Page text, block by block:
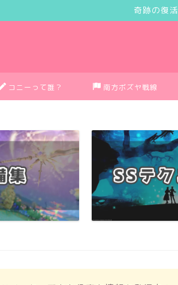
奇跡の復
コニーって誰？ 南方ボズヤ戦線